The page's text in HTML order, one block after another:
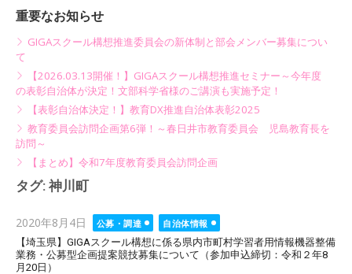
重要なお知らせ
GIGAスクール構想推進委員会の新体制と部会メンバー募集につい
て
【2026.03.13開催！】GIGAスクール構想推進セミナー～今年度
の表彰自治体が決定！文部科学省様のご講演も実施予定！
【表彰自治体決定！】教育DX推進自治体表彰2025
教育委員会訪問企画第6弾！～春日井市教育委員会 児島教育長を
訪問～
【まとめ】令和7年度教育委員会訪問企画
タグ: 神川町
Posted
on
2020年8月4日 公募・調達
自治体情報
【埼玉県】GIGAスクール構想に係る県内市町村学習者用情報機器整備
業務・公募型企画提案競技募集について（参加申込締切：令和２年8
月20日）